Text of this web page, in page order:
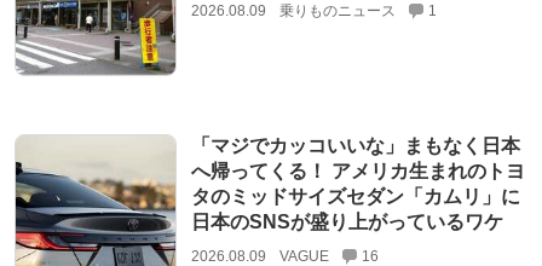
2026.08.09 乗りものニュース 1
「マジでカッコいいな」まもなく日本
へ帰ってくる！ アメリカ生まれのトヨ
タのミッドサイズセダン「カムリ」に
日本のSNSが盛り上がっているワケ
2026.08.09 VAGUE 16